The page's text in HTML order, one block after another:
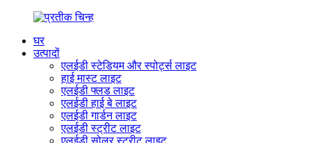
घर
उत्पादों
एलईडी स्टेडियम और स्पोर्ट्स लाइट
हाई मास्ट लाइट
एलईडी फ्लड लाइट
एलईडी हाई बे लाइट
एलईडी गार्डन लाइट
एलईडी स्ट्रीट लाइट
एलईडी सोलर स्ट्रीट लाइट